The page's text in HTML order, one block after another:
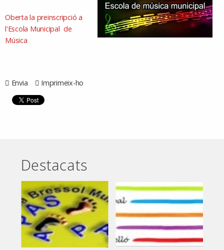
Oberta la preinscripció a
l'Escola Municipal de
Música
Envia Imprimeix-ho
Destacats